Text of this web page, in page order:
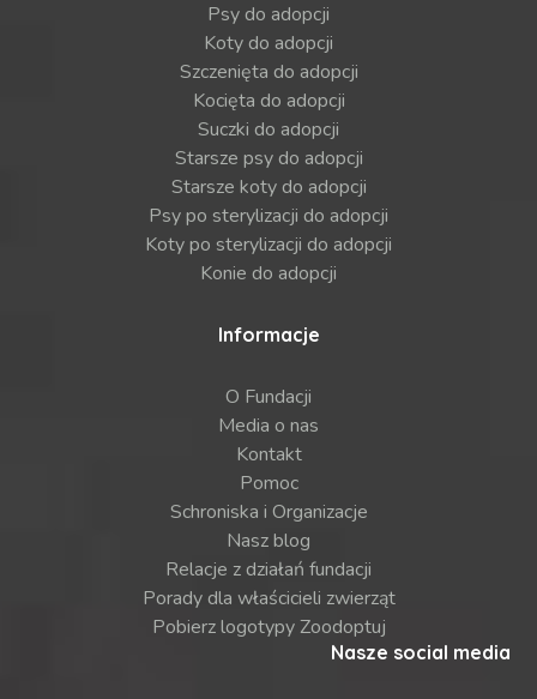
Psy do adopcji
Koty do adopcji
Szczenięta do adopcji
Kocięta do adopcji
Suczki do adopcji
Starsze psy do adopcji
Starsze koty do adopcji
Psy po sterylizacji do adopcji
Koty po sterylizacji do adopcji
Konie do adopcji
Informacje
O Fundacji
Media o nas
Kontakt
Pomoc
Schroniska i Organizacje
Nasz blog
Relacje z działań fundacji
Porady dla właścicieli zwierząt
Pobierz logotypy Zoodoptuj
Nasze social media